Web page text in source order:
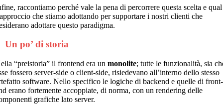
raccontiamo perché vale la pena di percorrere questa scelta e
che stiamo adottando per supportare i nostri clienti che
adottare questo paradigma.
Un po’ di storia
“preistoria” il frontend era unmonolite; tutte le funzionalità, sia
fossero server-side o client-side, risiedevano all’interno dello stesso
software. Nello specifico le logiche di backend e quelle di front-
erano fortemente accoppiate, di norma, con un rendering delle
grafiche lato server.